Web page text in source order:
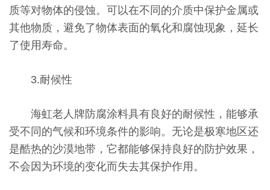
质等对物体的侵蚀。可以在不同的介质中保护金属或
其他物质，避免了物体表面的氧化和腐蚀现象，延长
了使用寿命。
3.耐候性
海虹老人牌防腐涂料具有良好的耐候性，能够承
受不同的气候和环境条件的影响。无论是极寒地区还
是酷热的沙漠地带，它都能够保持良好的防护效果，
不会因为环境的变化而失去其保护作用。